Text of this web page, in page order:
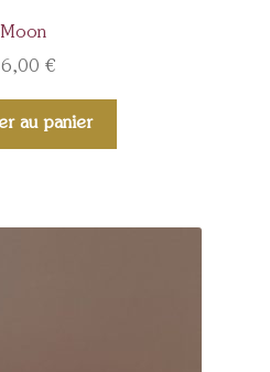
Moon
€
au panier